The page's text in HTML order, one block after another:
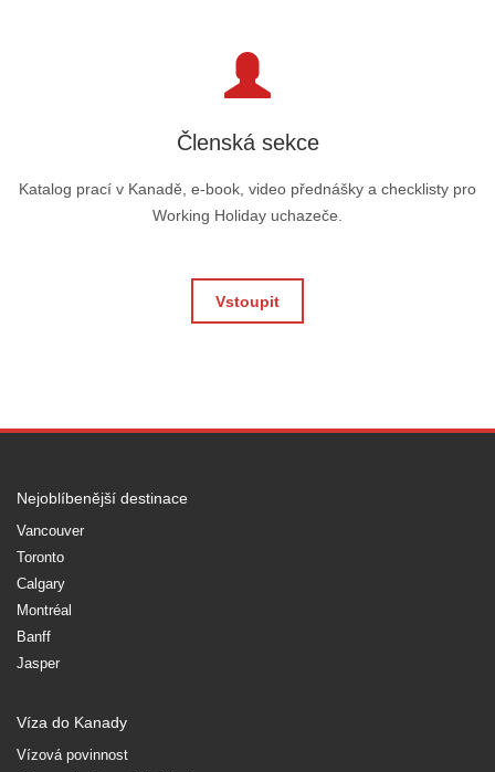
Členská sekce
Katalog prací v Kanadě, e-book, video přednášky a checklisty pro
Working Holiday uchazeče.
Vstoupit
Nejoblíbenější destinace
Vancouver
Toronto
Calgary
Montréal
Banff
Jasper
Víza do Kanady
Vízová povinnost